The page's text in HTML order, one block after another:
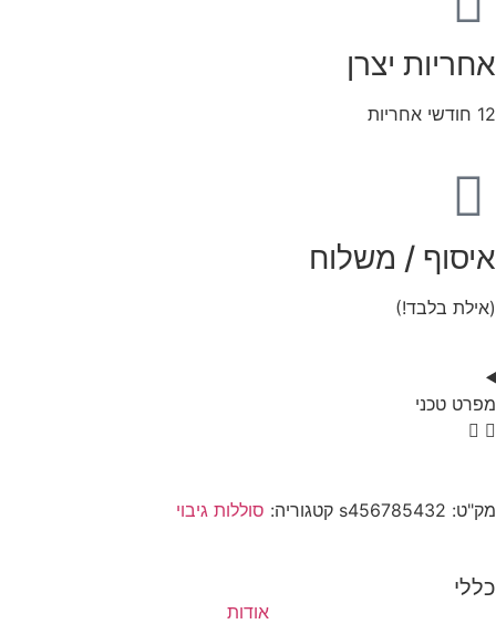
אחריות יצרן
12 חודשי אחריות
איסוף / משלוח
(אילת בלבד!)
מפרט טכני
מק"ט: s456785432 קטגוריה: סוללות גיבוי
כללי
אודות